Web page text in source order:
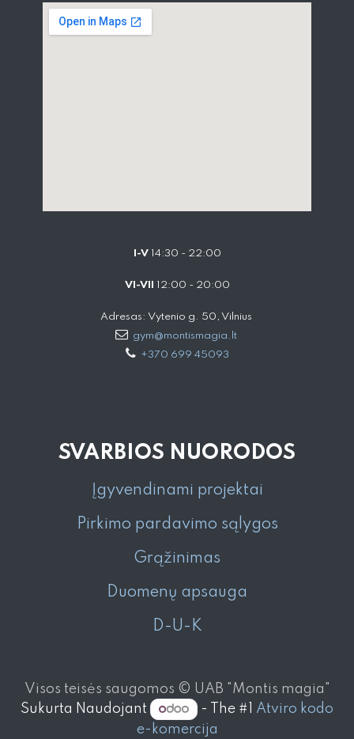
I-V14:30 - 22:00
VI-VII 12:00 - 20:00
Adresas: Vytenio g. 50, Vilnius
gym@montismagia.lt
+370 699 45093
SVARBIOS NUORODOS
Įgyvendinami projektai
Pirkimo pardavimo sąlygos
Grąžinimas
Duomenų apsauga
D-U-K
Visos teisės saugomos © UAB "Montis magia"
Sukurta Naudojant
- The #1 Atviro kodo
e-komercija